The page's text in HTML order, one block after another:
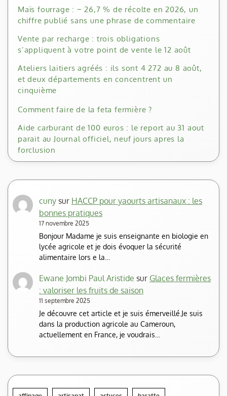
Maïs fourrage : − 26,7 % de récolte en 2026, un
chiffre publié sans une phrase de commentaire
Vente par recharge : trois obligations
s’appliquent à votre point de vente le 12 août
Ateliers laitiers agréés : ils sont 4 272 au 8 août,
et deux départements en concentrent un
cinquième
Comment faire de la feta fermière ?
Aide carburant de 100 euros : le report au 31 aout
parait au Journal officiel, neuf jours apres la
forclusion
cuny sur HACCP pour yaourts artisanaux : les
bonnes pratiques
17 novembre 2025
Bonjour Madame je suis enseignante en biologie en
lycée agricole et je dois évoquer la sécurité
alimentaire lors e la…
Ewane Jombi Paul Aristide sur Glaces fermières
: valoriser les fruits de saison
11 septembre 2025
Je découvre cet article et je suis émerveillé.Je suis
dans la production agricole au Cameroun,
actuellement en France, je voudrais…